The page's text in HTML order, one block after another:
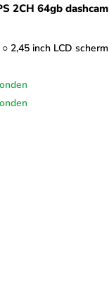
2CH 64gb dashcam
2,45 inch LCD scherm